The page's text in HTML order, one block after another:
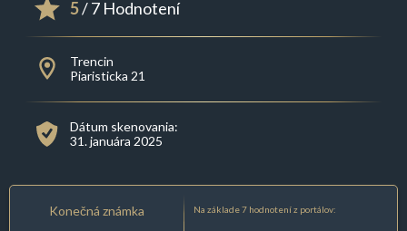
5/ 7 Hodnotení
Trencin
Piaristicka 21
Dátum skenovania:
31. januára 2025
Konečná známka Na základe 7 hodnotení z portálov: